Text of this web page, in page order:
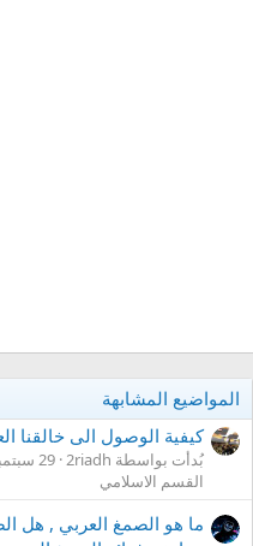
المواضيع المشابهة
كيفية الوصول الى خالقنا
بُدأت بواسطة 2riadh 29 سبتمبر 2024
القسم الاسلامي
ما هو الصمغ العربي , هل